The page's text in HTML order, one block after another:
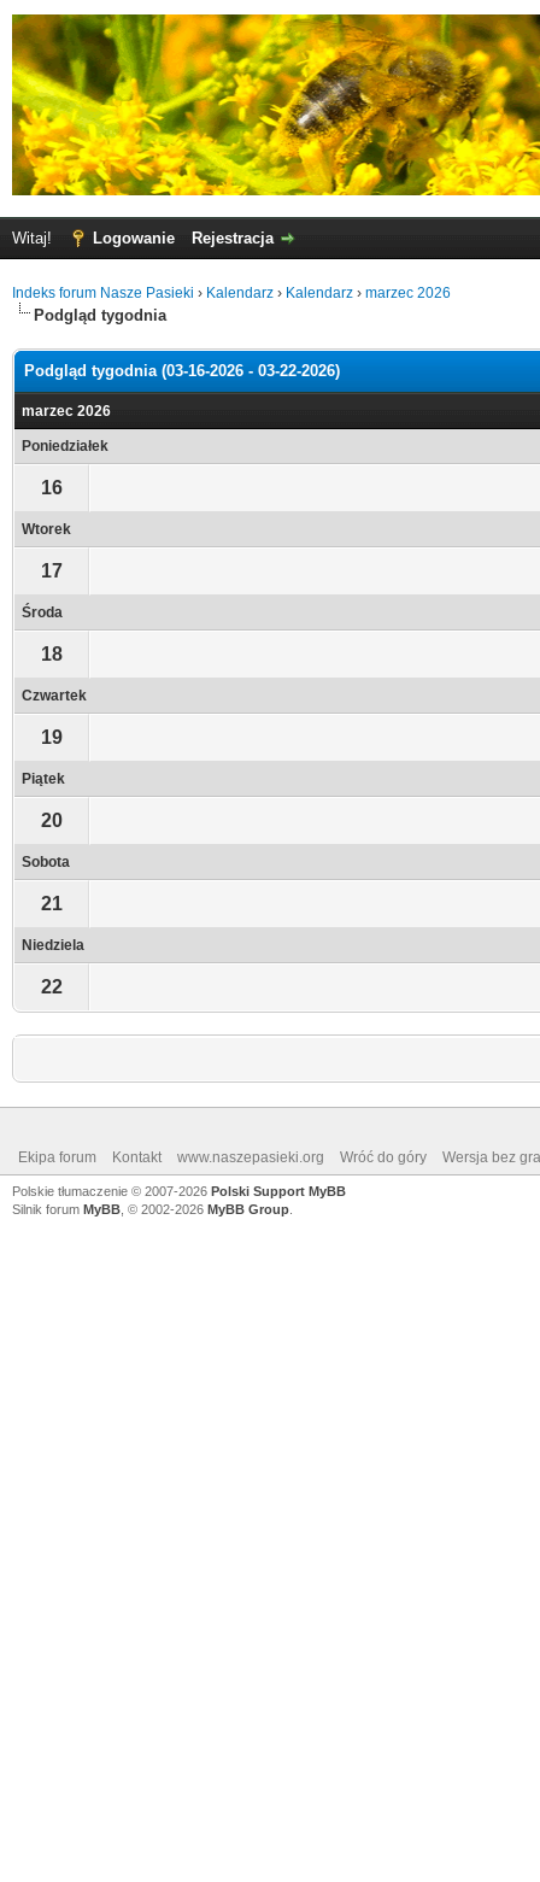
Witaj! Logowanie Rejestracja
Indeks forum Nasze Pasieki › Kalendarz › Kalendarz › marzec 2026
Podgląd tygodnia
Podgląd tygodnia (03-16-2026 - 03-22-2026)
marzec 2026
Poniedziałek
16
Wtorek
17
Środa
18
Czwartek
19
Piątek
20
Sobota
21
Niedziela
22
Ekipa forum Kontakt www.naszepasieki.org Wróć do góry Wersja bez
Polskie tłumaczenie © 2007-2026 Polski Support MyBB
Silnik forum MyBB , © 2002-2026 MyBB Group